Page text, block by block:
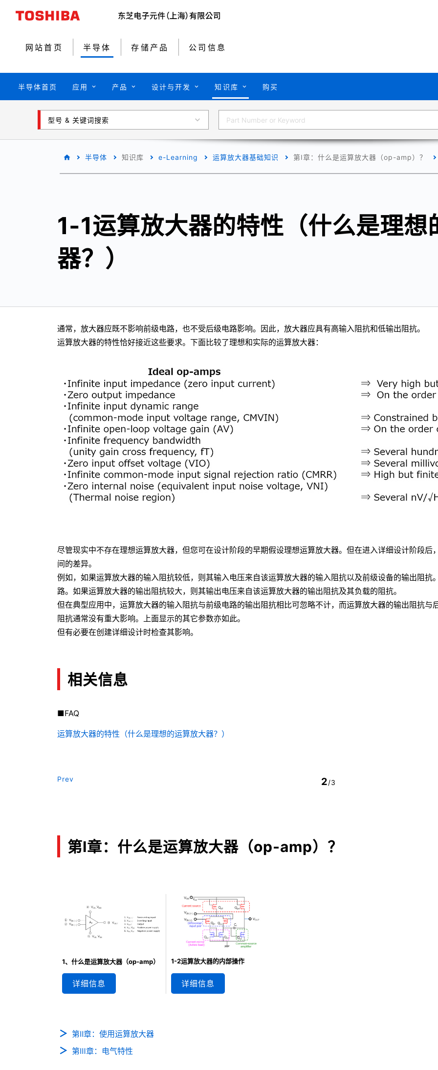
网站首页 半导体 存储产品 公司信息
半导体首页 应用 产品 设计与开发 知识库 购买
型号 & 关键词搜索
半导体 知识库 e-Learning 运算放大器基础知识 第Ⅰ章：什么是运算放大器（op-amp）？
1-1运算放大器的特性（什么是理想
器？）
通常，放大器应既不影响前级电路，也不受后级电路影响。因此，放大器应具有高输入阻抗和低输出阻抗。
运算放大器的特性恰好接近这些要求。下面比较了理想和实际的运算放大器：
尽管现实中不存在理想运算放大器，但您可在设计阶段的早期假设理想运算放大器。但在进入详细设计阶段
间的差异。
例如，如果运算放大器的输入阻抗较低，则其输入电压来自该运算放大器的输入阻抗以及前级设备的输出阻抗
路。如果运算放大器的输出阻抗较大，则其输出电压来自该运算放大器的输出阻抗及其负载的阻抗。
但在典型应用中，运算放大器的输入阻抗与前级电路的输出阻抗相比可忽略不计，而运算放大器的输出阻抗
阻抗通常没有重大影响。上面显示的其它参数亦如此。
但有必要在创建详细设计时检查其影响。
相关信息
■FAQ
运算放大器的特性（什么是理想的运算放大器？）
Prev 2/3
第Ⅰ章：什么是运算放大器（op-amp）？
1、什么是运算放大器（op-amp）
详细信息
1-2运算放大器的内部操作
详细信息
第Ⅱ章：使用运算放大器
第Ⅲ章：电气特性